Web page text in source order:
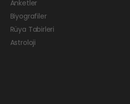
Anketler
Biyografiler
Rüya Tabirleri
Astroloji